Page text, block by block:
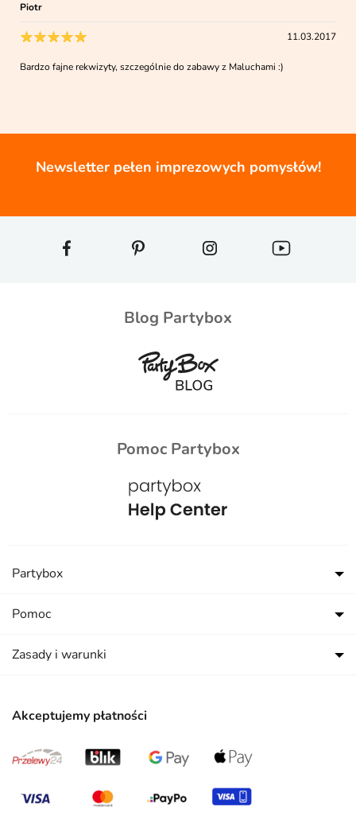
Piotr
11.03.2017
Bardzo fajne rekwizyty, szczególnie do zabawy z Maluchami :)
Newsletter pełen imprezowych pomysłów!
Blog Partybox
Pomoc Partybox
Akceptujemy płatności
Partybox
Pomoc
Zasady i warunki